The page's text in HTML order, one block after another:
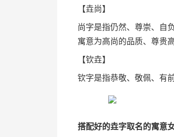
【垚尚】
尚字是指仍然、尊崇、自
寓意为高尚的品质、尊贵高
【钦垚】
钦字是指恭敬、敬佩、有
搭配好的垚字取名的寓意